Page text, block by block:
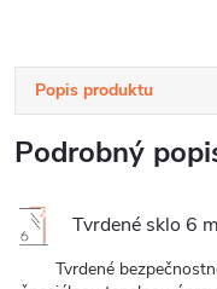
Popis produktu
Podrobný
Tvrdené sklo 6
Tvrdené